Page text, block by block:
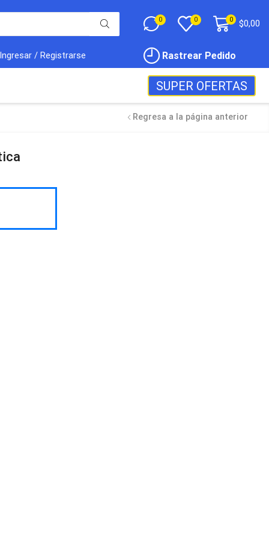
0 0 0 $0,00
Ingresar / Registrarse Rastrear Pedido
SUPER OFERTAS
Regresa a la página anterior